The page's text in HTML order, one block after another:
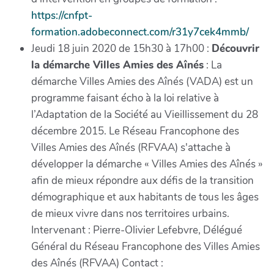
https://cnfpt-
formation.adobeconnect.com/r31y7cek4mmb/
Jeudi 18 juin 2020 de 15h30 à 17h00 : Découvrir
la démarche Villes Amies des Aînés : La
démarche Villes Amies des Aînés (VADA) est un
programme faisant écho à la loi relative à
l’Adaptation de la Société au Vieillissement du 28
décembre 2015. Le Réseau Francophone des
Villes Amies des Aînés (RFVAA) s'attache à
développer la démarche « Villes Amies des Aînés »
afin de mieux répondre aux défis de la transition
démographique et aux habitants de tous les âges
de mieux vivre dans nos territoires urbains.
Intervenant : Pierre-Olivier Lefebvre, Délégué
Général du Réseau Francophone des Villes Amies
des Aînés (RFVAA) Contact :